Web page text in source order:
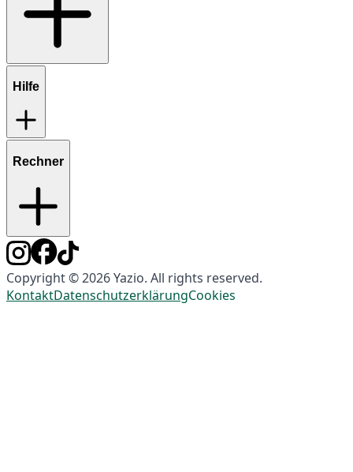
Hilfe
Rechner
Copyright © 2026 Yazio. All rights reserved.
KontaktDatenschutzerklärungCookies